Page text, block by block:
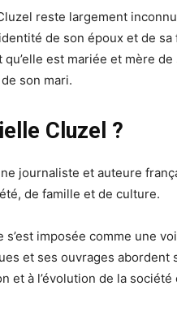
reste largement
de son époux et de
est mariée et mère
son mari.
Cluzel ?
journaliste et auteure
de famille et de culture.
s’est imposée comme une
et ses ouvrages abordent
et à l’évolution de la